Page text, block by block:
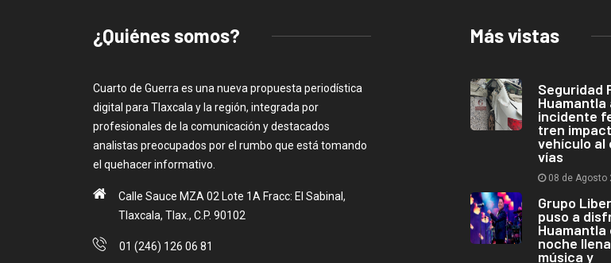
¿Quiénes somos?
Cuarto de Guerra es una nueva propuesta periodística
digital para Tlaxcala y la región, integrada por
profesionales de la comunicación y destacados
analistas preocupados por el rumbo que está tomando
el quehacer informativo.
Calle Sauce MZA 02 Lote 1A Fracc: El Sabinal,
Tlaxcala, Tlax., C.P. 90102
01 (246) 126 06 81
Más vistas
Seguridad
Huamantla
incidente
tren
vehículo al
vías
08 de Agosto
Grupo
puso a
Huamantla
noche
música y